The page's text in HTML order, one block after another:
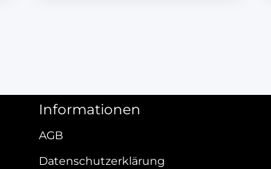
Informationen
AGB
Datenschutzerklärung